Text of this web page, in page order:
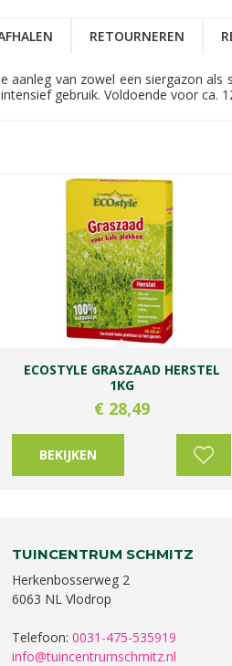
RETOURNEREN
aanleg van zowel een siergazon
gebruik. Voldoende voor ca.
ECOSTYLE GRASZAAD HERSTEL
1KG
€ 28,49
BEKIJKEN
TUINCENTRUM SCHMITZ
Herkenbosserweg 2
6063 NL Vlodrop
Telefoon: 0031-475-535919
info@tuincentrumschmitz.nl